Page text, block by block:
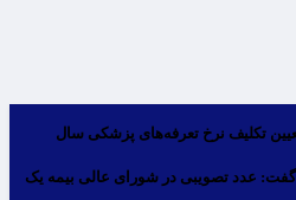
تکلیف نرخ تعرفه‌های پزشکی سال
و گفت: عدد تصویبی در شورای عالی بیمه یک